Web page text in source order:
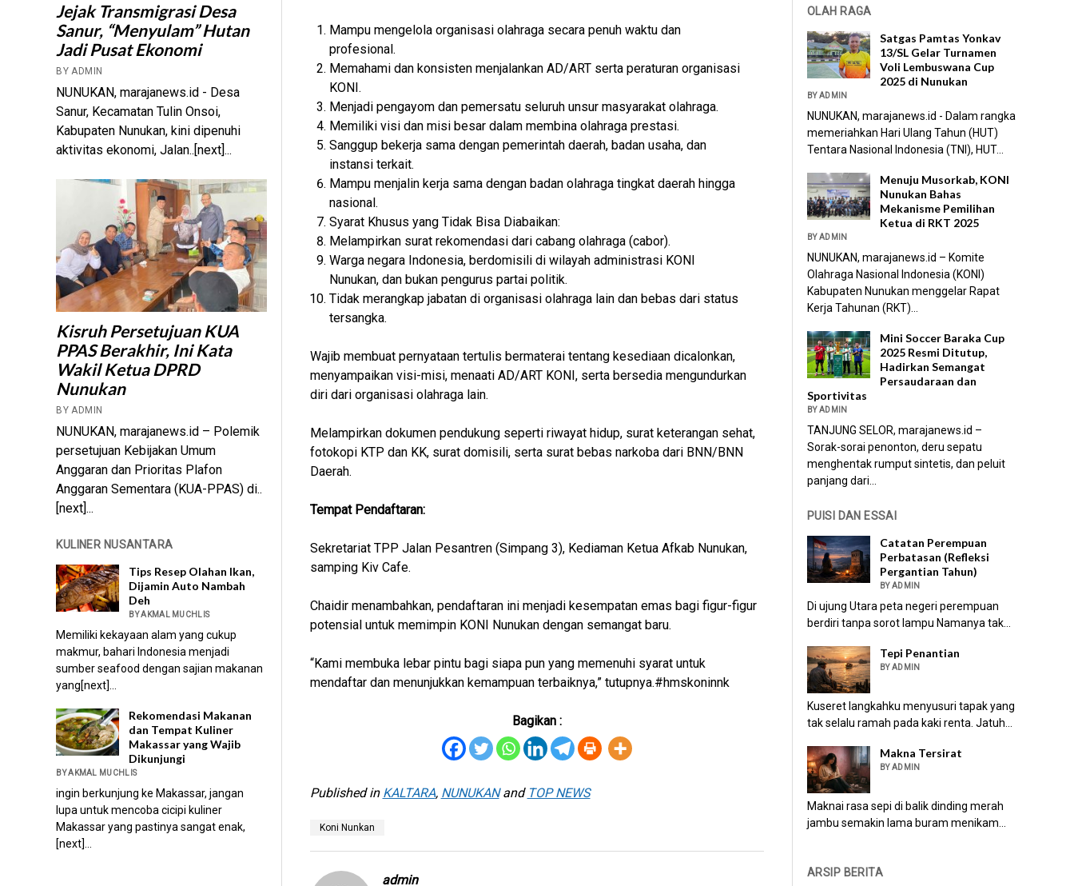
Jejak Transmigrasi Desa
Sanur, “Menyulam” Hutan
Jadi Pusat Ekonomi
BY ADMIN
NUNUKAN, marajanews.id - Desa
Sanur, Kecamatan Tulin Onsoi,
Kabupaten Nunukan, kini dipenuhi
aktivitas ekonomi, Jalan..[next]...
Kisruh Persetujuan KUA
PPAS Berakhir, Ini Kata
Wakil Ketua DPRD
Nunukan
BY ADMIN
NUNUKAN, marajanews.id – Polemik
persetujuan Kebijakan Umum
Anggaran dan Prioritas Plafon
Anggaran Sementara (KUA-PPAS) di..
[next]...
KULINER NUSANTARA
Tips Resep Olahan Ikan,
Dijamin Auto Nambah
Deh
BY AKMAL MUCHLIS
Memiliki kekayaan alam yang cukup
makmur, bahari Indonesia menjadi
sumber seafood dengan sajian makanan
yang[next]...
Rekomendasi Makanan
dan Tempat Kuliner
Makassar yang Wajib
Dikunjungi
BY AKMAL MUCHLIS
ingin berkunjung ke Makassar, jangan
lupa untuk mencoba cicipi kuliner
Makassar yang pastinya sangat enak,
[next]...
Mampu mengelola organisasi olahraga secara penuh waktu dan
profesional.
Memahami dan konsisten menjalankan AD/ART serta peraturan organisasi
KONI.
Menjadi pengayom dan pemersatu seluruh unsur masyarakat olahraga.
Memiliki visi dan misi besar dalam membina olahraga prestasi.
Sanggup bekerja sama dengan pemerintah daerah, badan usaha, dan
instansi terkait.
Mampu menjalin kerja sama dengan badan olahraga tingkat daerah hingga
nasional.
Syarat Khusus yang Tidak Bisa Diabaikan:
Melampirkan surat rekomendasi dari cabang olahraga (cabor).
Warga negara Indonesia, berdomisili di wilayah administrasi KONI
Nunukan, dan bukan pengurus partai politik.
Tidak merangkap jabatan di organisasi olahraga lain dan bebas dari status
tersangka.
Wajib membuat pernyataan tertulis bermaterai tentang kesediaan dicalonkan,
menyampaikan visi-misi, menaati AD/ART KONI, serta bersedia mengundurkan
diri dari organisasi olahraga lain.
Melampirkan dokumen pendukung seperti riwayat hidup, surat keterangan sehat,
fotokopi KTP dan KK, surat domisili, serta surat bebas narkoba dari BNN/BNN
Daerah.
Tempat Pendaftaran:
Sekretariat TPP Jalan Pesantren (Simpang 3), Kediaman Ketua Afkab Nunukan,
samping Kiv Cafe.
Chaidir menambahkan, pendaftaran ini menjadi kesempatan emas bagi figur-figur
potensial untuk memimpin KONI Nunukan dengan semangat baru.
“Kami membuka lebar pintu bagi siapa pun yang memenuhi syarat untuk
mendaftar dan menunjukkan kemampuan terbaiknya,” tutupnya.#hmskoninnk
Bagikan :
Published in KALTARA, NUNUKANand TOP NEWS
Koni Nunkan
admin
OLAH RAGA
Satgas Pamtas Yonkav
13/SL Gelar Turnamen
Voli Lembuswana Cup
2025 di Nunukan
BY ADMIN
NUNUKAN, marajanews.id - Dalam rangka
memeriahkan Hari Ulang Tahun (HUT)
Tentara Nasional Indonesia (TNI), HUT...
Menuju Musorkab, KONI
Nunukan Bahas
Mekanisme Pemilihan
Ketua di RKT 2025
BY ADMIN
NUNUKAN, marajanews.id – Komite
Olahraga Nasional Indonesia (KONI)
Kabupaten Nunukan menggelar Rapat
Kerja Tahunan (RKT)...
Mini Soccer Baraka Cup
2025 Resmi Ditutup,
Hadirkan Semangat
Persaudaraan dan
Sportivitas
BY ADMIN
TANJUNG SELOR, marajanews.id –
Sorak-sorai penonton, deru sepatu
menghentak rumput sintetis, dan peluit
panjang dari...
PUISI DAN ESSAI
Catatan Perempuan
Perbatasan (Refleksi
Pergantian Tahun)
BY ADMIN
Di ujung Utara peta negeri perempuan
berdiri tanpa sorot lampu Namanya tak...
Tepi Penantian
BY ADMIN
Kuseret langkahku menyusuri tapak yang
tak selalu ramah pada kaki renta. Jatuh...
Makna Tersirat
BY ADMIN
Maknai rasa sepi di balik dinding merah
jambu semakin lama buram menikam...
ARSIP BERITA